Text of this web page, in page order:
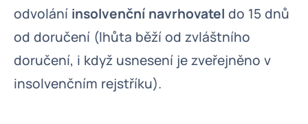
odvolání insolvenční navrhovatel do 15 dnů
od doručení (lhůta běží od zvláštního
doručení, i když usnesení je zveřejněno v
insolvenčním rejstříku).